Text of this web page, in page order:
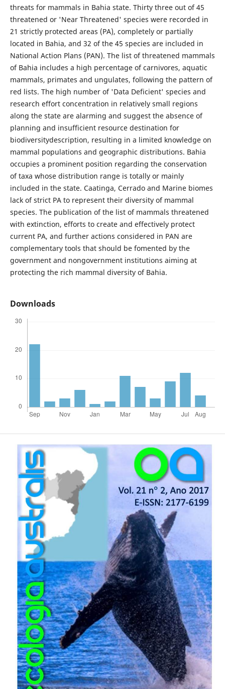
threats for mammals in Bahia state. Thirty three out of 45
threatened or 'Near Threatened' species were recorded in
21 strictly protected areas (PA), completely or partially
located in Bahia, and 32 of the 45 species are included in
National Action Plans (PAN). The list of threatened mammals
of Bahia includes a high percentage of carnivores, aquatic
mammals, primates and ungulates, following the pattern of
red lists. The high number of 'Data Deficient' species and
research effort concentration in relatively small regions
along the state are alarming and suggest the absence of
planning and insufficient resource destination for
biodiversitydescription, resulting in a limited knowledge on
mammal populations and geographic distributions. Bahia
occupies a prominent position regarding the conservation
of taxa whose distribution range is totally or mainly
included in the state. Caatinga, Cerrado and Marine biomes
lack of strict PA to represent their diversity of mammal
species. The publication of the list of mammals threatened
with extinction, efforts to create and effectively protect
current PA, and further actions considered in PAN are
complementary tools that should be fomented by the
government and nongovernment institutions aiming at
protecting the rich mammal diversity of Bahia.
Downloads